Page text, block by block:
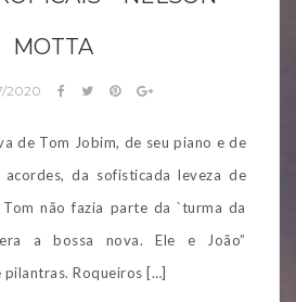
MOTTA
2020
de Tom Jobim, de seu piano e de
da sofisticada leveza de
Tom não fazia parte da `turma da
a bossa nova. Ele e João”
pilantras. Roqueiros […]